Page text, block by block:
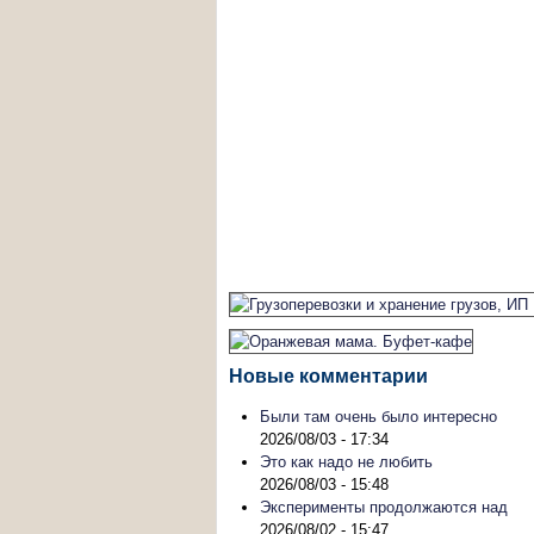
Новые комментарии
Были там очень было интересно
2026/08/03 - 17:34
Это как надо не любить
2026/08/03 - 15:48
Эксперименты продолжаются над
2026/08/02 - 15:47